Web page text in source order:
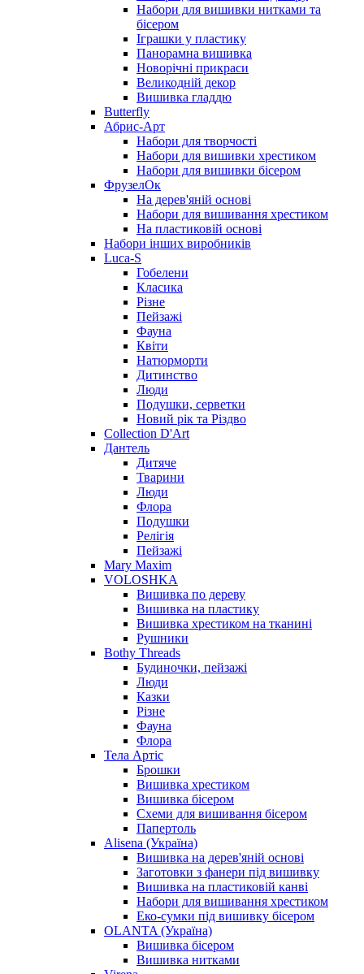
Набори для вишивки нитками та
бісером
Іграшки у пластику
Панорамна вишивка
Новорічні прикраси
Великодній декор
Вишивка гладдю
Butterfly
Абрис-Арт
Набори для творчості
Набори для вишивки хрестиком
Набори для вишивки бісером
ФрузелОк
На дерев'яній основі
Набори для вишивання хрестиком
На пластиковій основі
Набори інших виробників
Luca-S
Гобелени
Класика
Різне
Пейзажі
Фауна
Квіти
Натюрморти
Дитинство
Люди
Подушки, серветки
Новий рік та Різдво
Collection D'Art
Дантель
Дитяче
Тварини
Люди
Флора
Подушки
Релігія
Пейзажі
Mary Maxim
VOLOSHKA
Вишивка по дереву
Вишивка на пластику
Вишивка хрестиком на тканині
Рушники
Bothy Threads
Будиночки, пейзажі
Люди
Казки
Різне
Фауна
Флора
Тела Артіс
Брошки
Вишивка хрестиком
Вишивка бісером
Схеми для вишивання бісером
Папертоль
Alisena (Україна)
Вишивка на дерев'яній основі
Заготовки з фанери під вишивку
Вишивка на пластиковій канві
Набори для вишивання хрестиком
Еко-сумки під вишивку бісером
OLANTA (Україна)
Вишивка бісером
Вишивка нитками